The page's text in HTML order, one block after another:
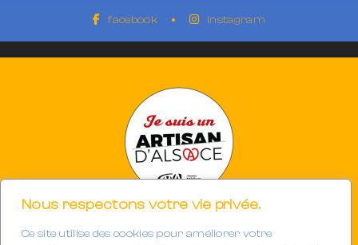
Nous respectons votre vie privée.
Ce site utilise des cookies pour améliorer votre
facebook instagram
Photographe à Mulhouse-Riedisheim (68)